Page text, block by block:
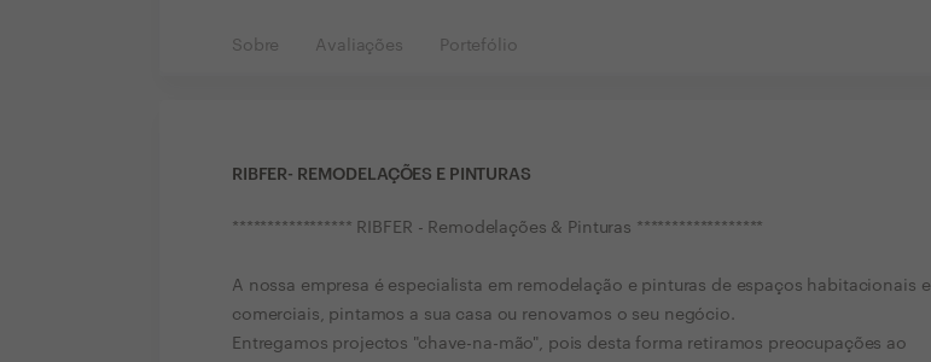
Sobre Avaliações Portefólio
RIBFER- REMODELAÇÕES E PINTURAS
***************** RIBFER - Remodelações & Pinturas ******************
A nossa empresa é especialista em remodelação e pinturas de espaços habitacionais e
comerciais, pintamos a sua casa ou renovamos o seu negócio.
Entregamos projectos "chave-na-mão", pois desta forma retiramos preocupações ao